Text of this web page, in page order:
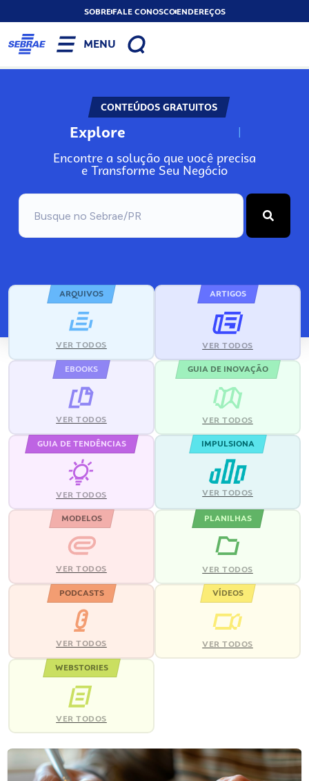
SOBREFALE CONOSCOENDEREÇOS
MENU
CONTEÚDOS GRATUITOS
Explore N
Encontre a solução que você precisa
e Transforme Seu Negócio
ARQUIVOS
VER TODOS
ARTIGOS
VER TODOS
EBOOKS
VER TODOS
GUIA DE INOVAÇÃO
VER TODOS
GUIA DE TENDÊNCIAS
VER TODOS
IMPULSIONA
VER TODOS
MODELOS
VER TODOS
PLANILHAS
VER TODOS
PODCASTS
VER TODOS
VÍDEOS
VER TODOS
WEBSTORIES
VER TODOS